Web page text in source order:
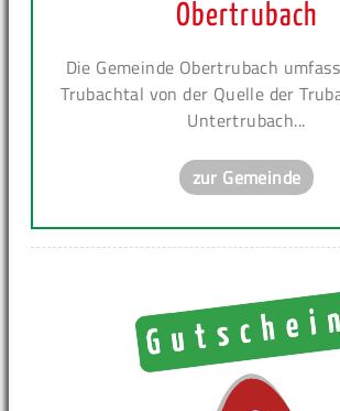
Obertrubach
Die Gemeinde Obertrubach
Trubachtal von der Quelle der
Untertrubach...
zur Gemeinde